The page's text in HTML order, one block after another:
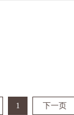
1 下一页